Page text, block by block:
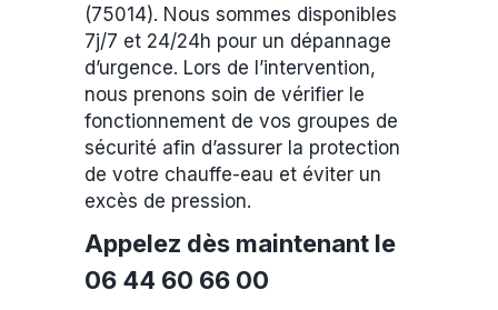
(75014). Nous sommes disponibles
7j/7 et 24/24h pour un dépannage
d’urgence. Lors de l’intervention,
nous prenons soin de vérifier le
fonctionnement de vos groupes de
sécurité afin d’assurer la protection
de votre chauffe-eau et éviter un
excès de pression.
Appelez dès maintenant le
06 44 60 66 00